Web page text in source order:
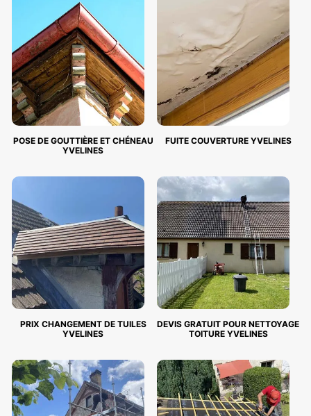
POSE DE GOUTTIÈRE ET CHÉNEAU
YVELINES
FUITE COUVERTURE YVELINES
PRIX CHANGEMENT DE TUILES
YVELINES
DEVIS GRATUIT POUR NETTOYAGE
TOITURE YVELINES